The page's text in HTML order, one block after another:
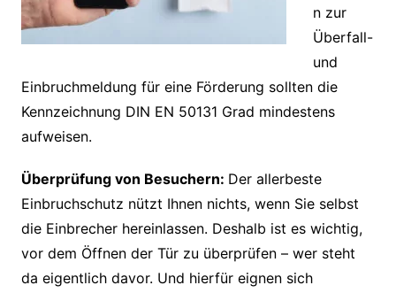
n zur
Überfall-
und
Einbruchmeldung für eine Förderung sollten die
Kennzeichnung DIN EN 50131 Grad mindestens
aufweisen.
Überprüfung von Besuchern: Der allerbeste
Einbruchschutz nützt Ihnen nichts, wenn Sie selbst
die Einbrecher hereinlassen. Deshalb ist es wichtig,
vor dem Öffnen der Tür zu überprüfen – wer steht
da eigentlich davor. Und hierfür eignen sich